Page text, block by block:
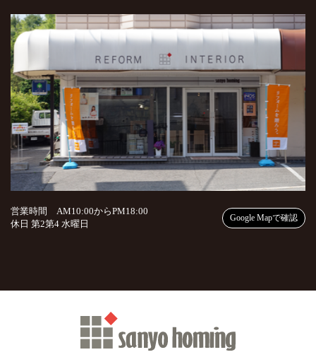
営業時間 AM10:00からPM18:00
休日 第2第4 水曜日
Google Mapで確認